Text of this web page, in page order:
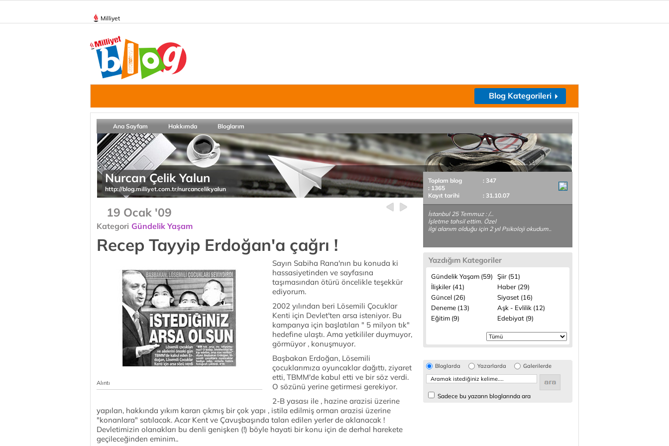
Milliyet
Blog Kategorileri
Ana Sayfam Hakkımda Bloglarım
Nurcan Çelik Yalun
http://blog.milliyet.com.tr/nurcancelikyalun
19 Ocak '09
Kategori Gündelik Yaşam
Recep Tayyip Erdoğan'a çağrı !
Alıntı
Sayın Sabiha Rana'nın bu konuda ki
hassasiyetinden ve sayfasına
taşımasından ötürü öncelikle teşekkür
ediyorum.
2002 yılından beri Lösemili Çocuklar
Kenti için Devlet'ten arsa isteniyor. Bu
kampanya için başlatılan " 5 milyon tık"
hedefine ulaştı. Ama yetkililer duymuyor,
görmüyor , konuşmuyor.
Başbakan Erdoğan, Lösemili
çocuklarımıza oyuncaklar dağıttı, ziyaret
etti, TBMM'de kabul etti ve bir söz verdi.
O sözünü yerine getirmesi gerekiyor.
2-B yasası ile , hazine arazisi üzerine
yapılan, hakkında yıkım kararı çıkmış bir çok yapı , istila edilmiş orman arazisi üzerine
"konanlara" satılacak. Acar Kent ve Çavuşbaşında talan edilen yerler de aklanacak !
Devletimizin olanakları bu denli genişken (!) böyle hayati bir konu için de derhal harekete
geçileceğinden eminim..
Toplam blog
: 347
: 1365
Kayıt tarihi
: 31.10.07
İstanbul 25 Temmuz : /…
İşletme tahsil ettim. Özel
ilgi alanım olduğu için 2 yıl Psikoloji okudum..
Yazdığım Kategoriler
Gündelik Yaşam (59)
Şiir (51)
İlişkiler (41)
Haber (29)
Güncel (26)
Siyaset (16)
Deneme (13)
Aşk - Evlilik (12)
Eğitim (9)
Edebiyat (9)
Bloglarda Yazarlarda Galerilerde
Sadece bu yazarın bloglarında ara